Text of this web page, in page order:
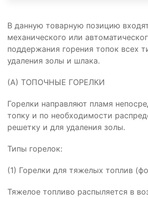
В данную товарную позицию
механического или
поддержания горения топок всех
удаления золы и шлака.
(А) ТОПОЧНЫЕ ГОРЕЛКИ
Горелки направляют пламя
топку и по необходимости
решетку и для удаления золы.
Типы горелок:
(1) Горелки для тяжелых топлив
Тяжелое топливо распыляется в